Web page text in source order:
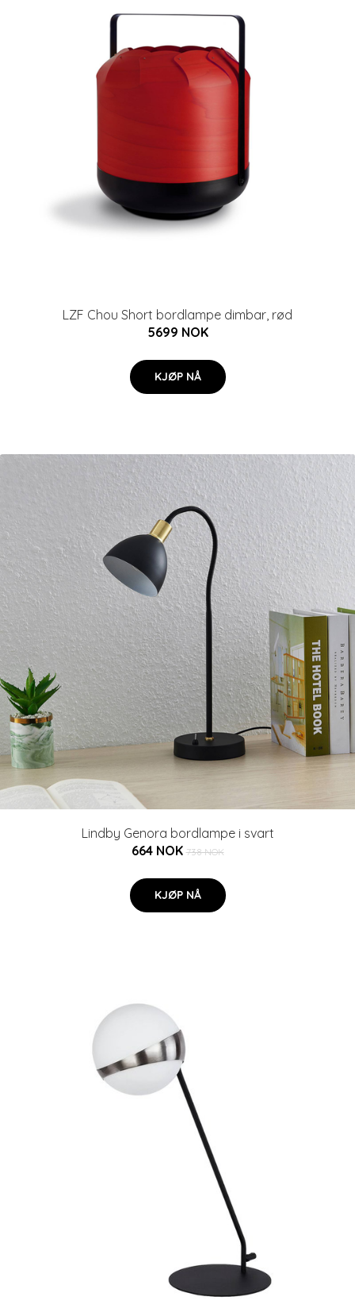
LZF Chou Short bordlampe dimbar, rød
5699 NOK
KJØP NÅ
Lindby Genora bordlampe i svart
664 NOK 738 NOK
KJØP NÅ